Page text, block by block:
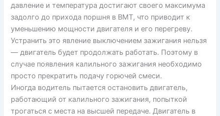
давление и температура достигают своего максимума
задолго до прихода поршня в ВМТ, что приводит к
уменьшению мощности двигателя и его перегреву.
Устранить это явление выключением зажигания нельзя
— двигатель будет продолжать работать. Поэтому в
случае появления калильного зажигания необходимо
просто прекратить подачу горючей смеси.
Иногда водитель пытается остановить двигатель,
работающий от калильного зажигания, попыткой
трогаться с места на высшей передаче. Двигатель в